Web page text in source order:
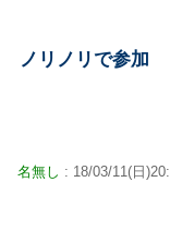
ノリノリで参加
名無し : 18/03/11(日